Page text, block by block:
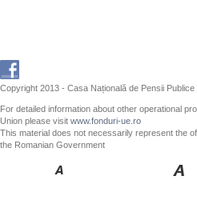
Copyright 2013 - Casa Națională de Pensii Publice
For detailed information about other operational
Union please visit www.fonduri-ue.ro
This material does not necessarily represent the
the Romanian Government